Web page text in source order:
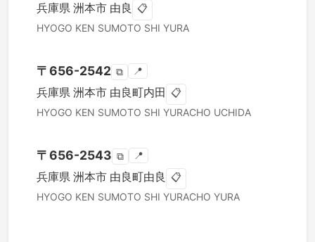
兵庫県 洲本市 由良 📋
HYOGO KEN SUMOTO SHI YURA
〒656-2542 ⧉ 📍
兵庫県 洲本市 由良町内田 📋
HYOGO KEN SUMOTO SHI YURACHO UCHIDA
〒656-2543 ⧉ 📍
兵庫県 洲本市 由良町由良 📋
HYOGO KEN SUMOTO SHI YURACHO YURA